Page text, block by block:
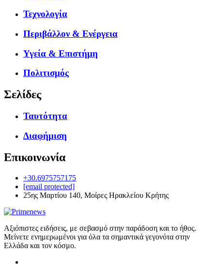
Τεχνολογία
Περιβάλλον & Ενέργεια
Υγεία & Επιστήμη
Πολιτισμός
Σελίδες
Ταυτότητα
Διαφήμιση
Επικοινωνία
+30.6975757175
[email protected]
25ης Μαρτίου 140, Μοίρες Ηρακλείου Κρήτης
Αξιόπιστες ειδήσεις, με σεβασμό στην παράδοση και το ήθος.
Μείνετε ενημερωμένοι για όλα τα σημαντικά γεγονότα στην
Ελλάδα και τον κόσμο.